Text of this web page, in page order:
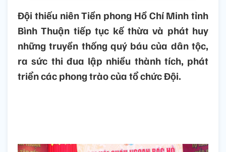
Đội thiếu niên Tiền phong Hồ Chí Minh tỉnh
Bình Thuận tiếp tục kế thừa và phát huy
những truyền thống quý báu của dân tộc,
ra sức thi đua lập nhiều thành tích, phát
triển các phong trào của tổ chức Đội.